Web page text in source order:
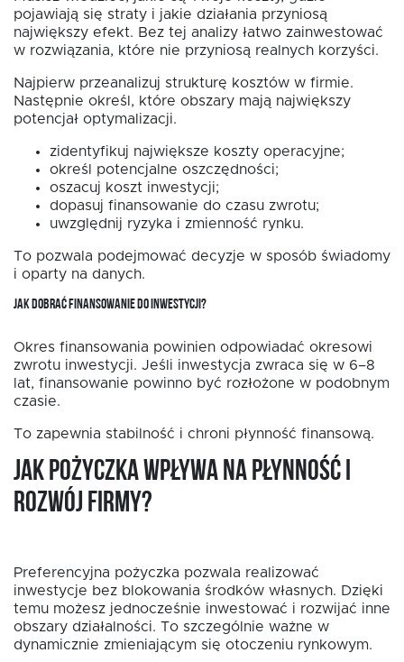
pojawiają się straty i jakie działania przyniosą
największy efekt. Bez tej analizy łatwo zainwestować
w rozwiązania, które nie przyniosą realnych korzyści.
Najpierw przeanalizuj strukturę kosztów w firmie.
Następnie określ, które obszary mają największy
potencjał optymalizacji.
zidentyfikuj największe koszty operacyjne;
określ potencjalne oszczędności;
oszacuj koszt inwestycji;
dopasuj finansowanie do czasu zwrotu;
uwzględnij ryzyka i zmienność rynku.
To pozwala podejmować decyzje w sposób świadomy
i oparty na danych.
JAK DOBRAĆ FINANSOWANIE DO INWESTYCJI?
Okres finansowania powinien odpowiadać okresowi
zwrotu inwestycji. Jeśli inwestycja zwraca się w 6–8
lat, finansowanie powinno być rozłożone w podobnym
czasie.
To zapewnia stabilność i chroni płynność finansową.
Jak pożyczka wpływa na płynność i
rozwój firmy?
Preferencyjna pożyczka pozwala realizować
inwestycje bez blokowania środków własnych. Dzięki
temu możesz jednocześnie inwestować i rozwijać inne
obszary działalności. To szczególnie ważne w
dynamicznie zmieniającym się otoczeniu rynkowym.